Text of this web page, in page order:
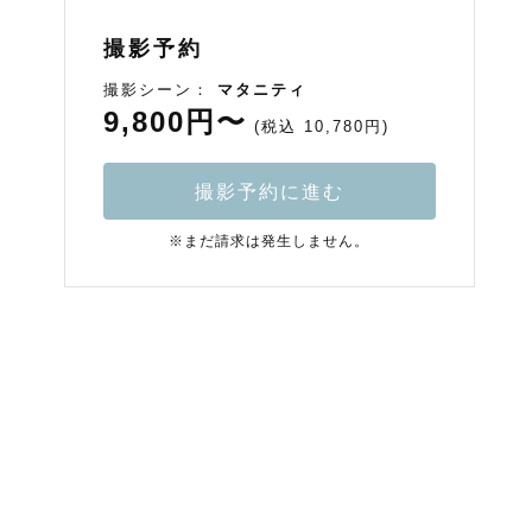
撮影予約
撮影シーン： マタニティ
9,800円〜 (税込 10,780円)
撮影予約に進む
※まだ請求は発生しません。